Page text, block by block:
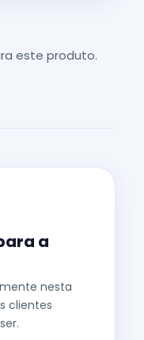
este produto.
a
nesta
clientes